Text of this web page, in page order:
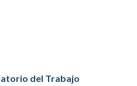
del Trabajo